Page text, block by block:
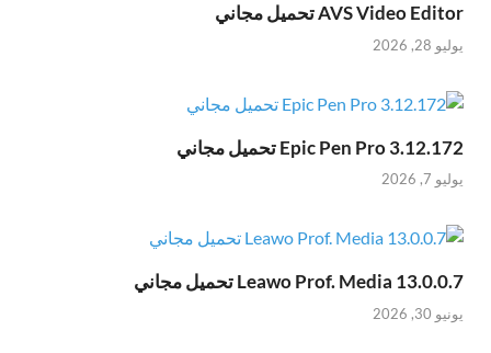
AVS Video Editor تحميل مجاني
يوليو 28, 2026
Epic Pen Pro 3.12.172 تحميل مجاني
يوليو 7, 2026
Leawo Prof. Media 13.0.0.7 تحميل مجاني
يونيو 30, 2026